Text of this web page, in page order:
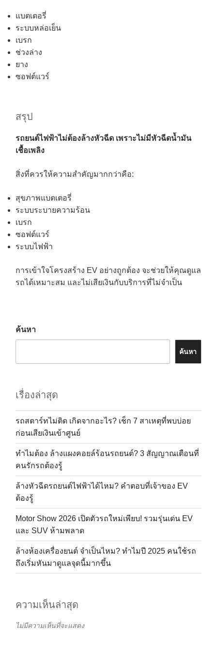
แบตเตอรี่
ระบบหล่อเย็น
เบรก
ช่วงล่าง
ยาง
ซอฟต์แวร์
สรุป
รถยนต์ไฟฟ้าไม่ต้องล้างหัวฉีด เพราะไม่มีหัวฉีดน้ำมัน
เชื้อเพลิง
สิ่งที่ควรให้ความสำคัญมากกว่าคือ:
สุขภาพแบตเตอรี่
ระบบระบายความร้อน
เบรก
ซอฟต์แวร์
ระบบไฟฟ้า
การเข้าใจโครงสร้าง EV อย่างถูกต้อง จะช่วยให้คุณดูแล
รถได้เหมาะสม และไม่เสียเงินกับบริการที่ไม่จำเป็น
ค้นหา
ค้นหา
เรื่องล่าสุด
รถสตาร์ทไม่ติด เกิดจากอะไร? เช็ก 7 สาเหตุที่พบบ่อย
ก่อนเสียเงินเข้าศูนย์
ทำไมต้อง ล้างแผงคอยล์ร้อนรถยนต์? 3 สัญญาณเตือนที่
คนรักรถต้องรู้
ล้างหัวฉีดรถยนต์ไฟฟ้าได้ไหม? คำตอบที่เจ้าของ EV
ต้องรู้
Motor Show 2026 เปิดตัวรถใหม่เพียบ! รวมรุ่นเด่น EV
และ SUV ห้ามพลาด
ล้างห้องเครื่องยนต์ จำเป็นไหม? ทำไมปี 2025 คนใช้รถ
ถึงเริ่มหันมาดูแลจุดนี้มากขึ้น
ความเห็นล่าสุด
ไม่มีความเห็นที่จะแสดง